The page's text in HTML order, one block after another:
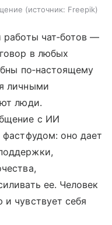
источник: Freepik
работы чат‑ботов —
в любых
по‑настоящему
личными
люди.
с ИИ
фастфудом: оно дает
ее. Человек
чувствует себя